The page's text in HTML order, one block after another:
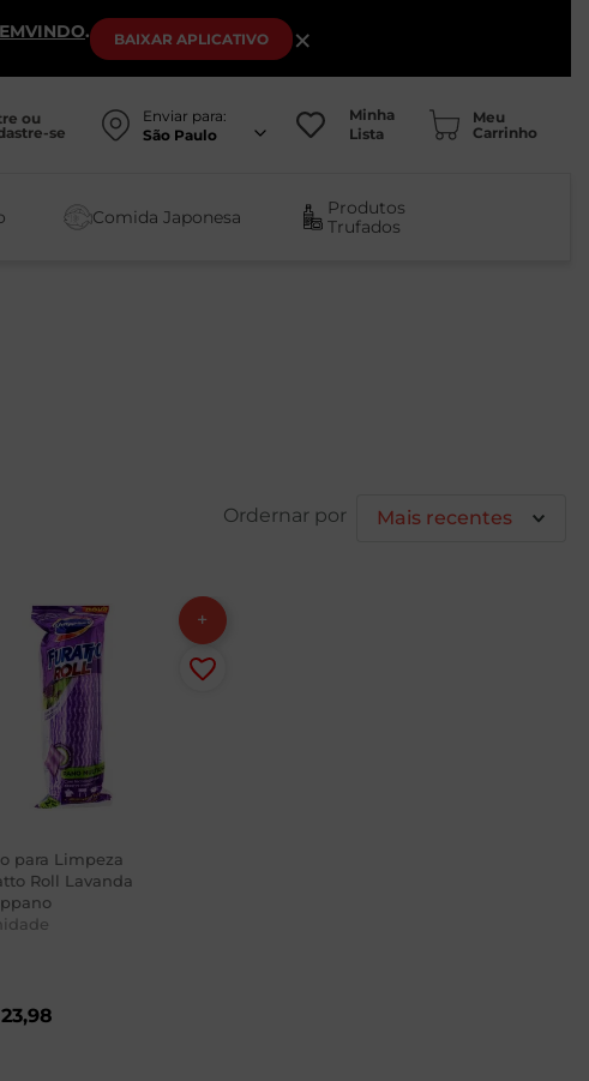
. BAIXAR APLICATIVO ×
ou
se
Enviar para:
São Paulo
Minha
Lista
Comida Japonesa
Produtos
Trufados
Mais recentes
para Limpeza
Roll Lavanda
23,98